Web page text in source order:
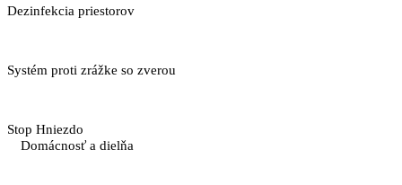
Dezinfekcia priestorov
Systém proti zrážke so zverou
Stop Hniezdo
Domácnosť a dielňa